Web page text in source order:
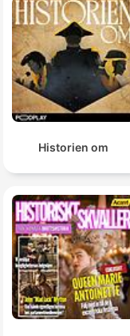
Historien om